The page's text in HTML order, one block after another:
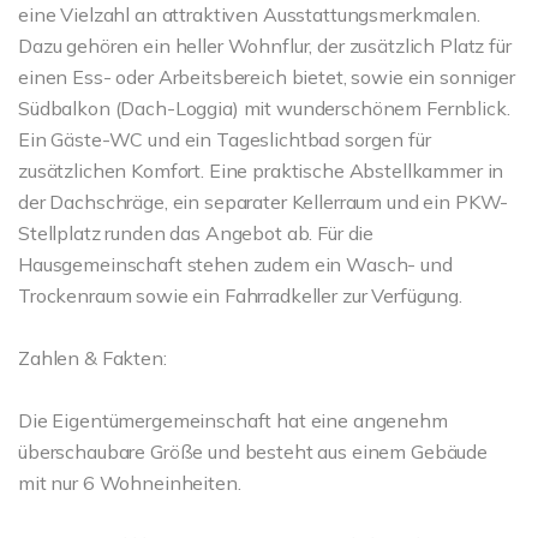
eine Vielzahl an attraktiven Ausstattungsmerkmalen.
Dazu gehören ein heller Wohnflur, der zusätzlich Platz für
einen Ess- oder Arbeitsbereich bietet, sowie ein sonniger
Südbalkon (Dach-Loggia) mit wunderschönem Fernblick.
Ein Gäste-WC und ein Tageslichtbad sorgen für
zusätzlichen Komfort. Eine praktische Abstellkammer in
der Dachschräge, ein separater Kellerraum und ein PKW-
Stellplatz runden das Angebot ab. Für die
Hausgemeinschaft stehen zudem ein Wasch- und
Trockenraum sowie ein Fahrradkeller zur Verfügung.
Zahlen & Fakten:
Die Eigentümergemeinschaft hat eine angenehm
überschaubare Größe und besteht aus einem Gebäude
mit nur 6 Wohneinheiten.